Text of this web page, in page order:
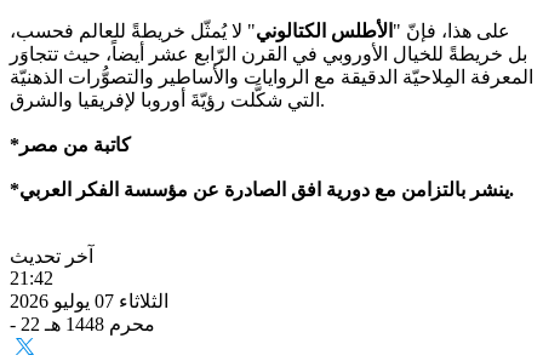
على هذا، فإنّ "الأطلس الكتالوني" لا يُمثّل خريطةً للعالم فحسب،
بل خريطةً للخيال الأوروبي في القرن الرّابع عشر أيضاً، حيث تتجاوَر
المعرفة المِلاحيّة الدقيقة مع الروايات والأساطير والتصوُّرات الذهنيّة
التي شكَّلت رؤيّةَ أوروبا لإفريقيا والشرق.
*كاتبة من مصر
*ينشر بالتزامن مع دورية افق الصادرة عن مؤسسة الفكر العربي.
آخر تحديث
21:42
الثلاثاء 07 يوليو 2026
- 22 محرم 1448 هـ